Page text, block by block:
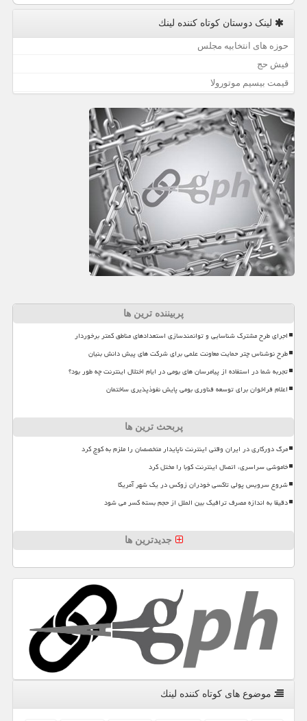
لینک دوستان كوتاه كننده لینك
حوزه های انتخابیه مجلس
فیش حج
قیمت بیسیم موتورولا
پربیننده ترین ها
اجرای طرح مشترک شناسایی و توانمندسازی استعدادهای مناطق کمتر برخوردار
طرح نوشناس چتر حمایت معاونت علمی برای شرکت های پیش دانش بنیان
تجربه شما در استفاده از پیامرسان های بومی در ایام اختلال اینترنت چه طور بود؟
اعلام فراخوان برای توسعه فناوری بومی پایش نفوذپذیری ساختمان
پربحث ترین ها
مرگ دورکاری در ایران وقتی اینترنت ناپایدار متخصصان را ملزم به کوچ کرد
خاموشی سراسری، اتصال اینترنت کوبا را مختل کرد
شروع سرویس پولی تاکسی خودران زوکس در یک شهر آمریکا
دقیقا به اندازه مصرف ترافیک بین الملل از حجم بسته کسر می شود
جدیدترین ها
موضوع های كوتاه كننده لینك